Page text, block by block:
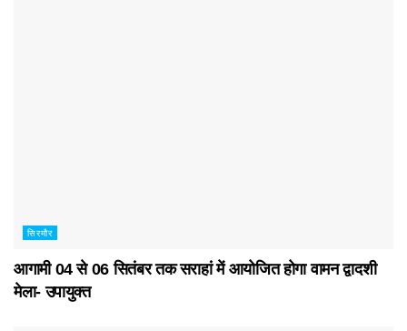
सिरमौर
आगामी 04 से 06 सितंबर तक सराहां में आयोजित होगा वामन द्वादशी
मेला- उपायुक्त